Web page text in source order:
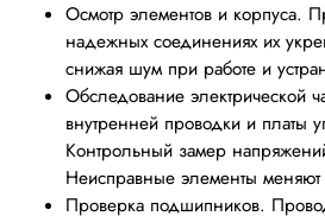
Осмотр элементов и корпуса.
надежных соединениях их
снижая шум при работе и
Обследование электрической
внутренней проводки и платы
Контрольный замер
Неисправные элементы
Проверка подшипников.